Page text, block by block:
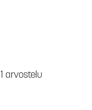
1 arvostelu